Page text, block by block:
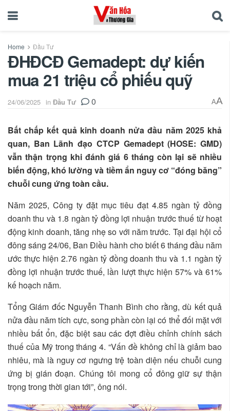
Home Đầu Tư
ĐHĐCĐ Gemadept: dự kiến
mua 21 triệu cổ phiếu quỹ
24/06/2025 in Đầu Tư 0 AA
Bất chấp kết quả kinh doanh nửa đầu năm 2025 khả
quan, Ban Lãnh đạo CTCP Gemadept (HOSE: GMD)
vẫn thận trọng khi đánh giá 6 tháng còn lại sẽ nhiều
biến động, khó lường và tiềm ẩn nguy cơ “đóng băng”
chuỗi cung ứng toàn cầu.
Năm 2025, Công ty đặt mục tiêu đạt 4.85 ngàn tỷ đồng
doanh thu và 1.8 ngàn tỷ đồng lợi nhuận trước thuế từ hoạt
động kinh doanh, tăng nhẹ so với năm trước. Tại đại hội cổ
đông sáng 24/06, Ban Điều hành cho biết 6 tháng đầu năm
ước thực hiện 2.76 ngàn tỷ đồng doanh thu và 1.1 ngàn tỷ
đồng lợi nhuận trước thuế, lần lượt thực hiện 57% và 61%
kế hoạch năm.
Tổng Giám đốc Nguyễn Thanh Bình cho rằng, dù kết quả
nửa đầu năm tích cực, song phần còn lại có thể đối mặt với
nhiều bất ổn, đặc biệt sau các đợt điều chỉnh chính sách
thuế của Mỹ trong tháng 4. “Vấn đề không chỉ là giảm bao
nhiêu, mà là nguy cơ ngưng trệ toàn diện nếu chuỗi cung
ứng bị gián đoạn. Chúng tôi mong cổ đông giữ sự thận
trọng trong thời gian tới”, ông nói.